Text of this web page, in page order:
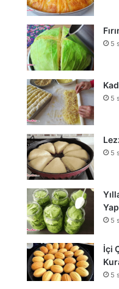
5
5
5
5
İçi
5